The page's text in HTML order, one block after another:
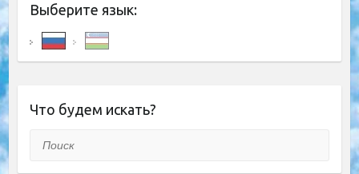
Выберите язык:
Что будем искать?
Поиск